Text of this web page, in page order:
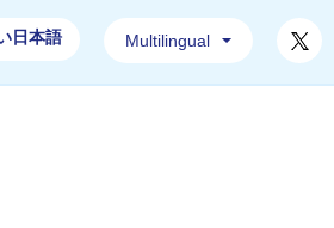
日本語 Multilingual